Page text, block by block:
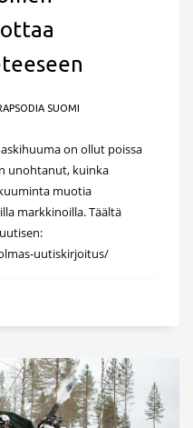
SUOMI
on ollut poissa
unohtanut, kuinka
muotia
markkinoilla. Täältä
uutiskirjoitus/